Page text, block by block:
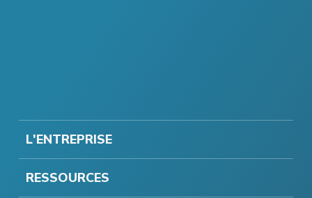
L'ENTREPRISE
RESSOURCES